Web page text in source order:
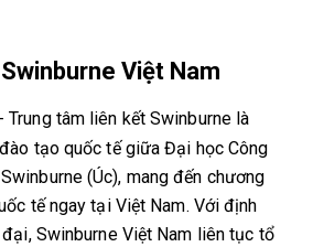
Việt Nam
Trung tâm liên kết Swinburne là
tạo quốc tế giữa Đại học Công
(Úc), mang đến chương
tế ngay tại Việt Nam. Với định
Swinburne Việt Nam liên tục tổ